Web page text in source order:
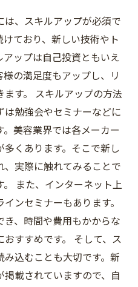
、スキルアップが必須で
ており、新しい技術やト
ップは自己投資ともいえ
の満足度もアップし、リ
す。 スキルアップの方法
勉強会やセミナーなどに
美容業界では各メーカー
くあります。そこで新し
実際に触れてみることで
また、インターネット上
ンセミナーもあります。
、時間や費用もかからな
すすめです。 そして、ス
込むことも大切です。新
載されていますので、自